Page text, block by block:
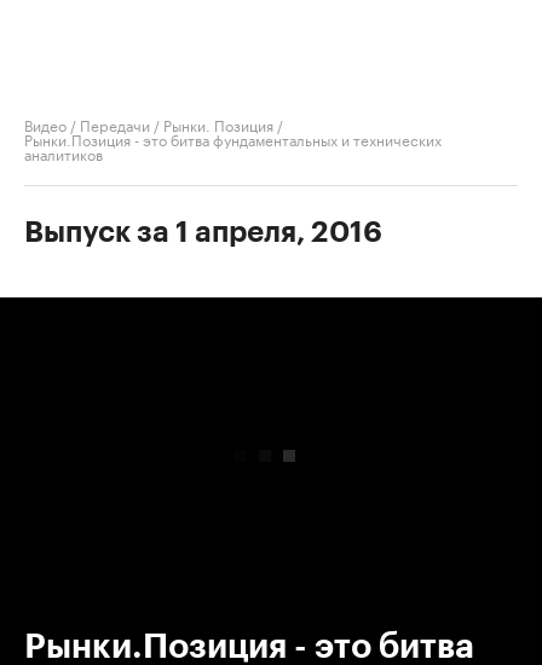
Видео / Передачи / Рынки. Позиция /
Рынки.Позиция - это битва фундаментальных и технических
аналитиков
Выпуск за 1 апреля, 2016
Рынки.Позиция - это битва